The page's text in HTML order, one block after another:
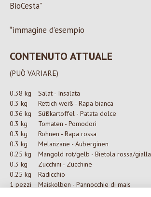
BioCesta"
*immagine d'esempio
CONTENUTO ATTUALE
(PUÒ VARIARE)
0.38 kg
Salat - Insalata
0.3 kg
Rettich weiß - Rapa bianca
0.36 kg
Süßkartoffel - Patata dolce
0.3 kg
Tomaten - Pomodori
0.3 kg
Rohnen - Rapa rossa
0.3 kg
Melanzane - Auberginen
0.25 kg
Mangold rot/gelb - Bietola rossa/gialla
0.3 kg
Zucchini - Zucchine
0.25 kg
Radicchio
1 pezzi
Maiskolben - Pannocchie di mais